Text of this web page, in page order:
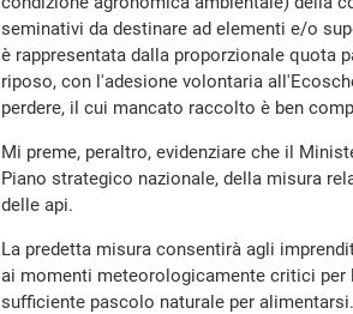
seminativi da destinare ad elementi e/o
è rappresentata dalla proporzionale quota
riposo, con l'adesione volontaria
perdere, il cui mancato raccolto è ben
Mi preme, peraltro, evidenziare che il
Piano strategico nazionale, della misura
delle api.
La predetta misura consentirà agli
ai momenti meteorologicamente critici per
sufficiente pascolo naturale per